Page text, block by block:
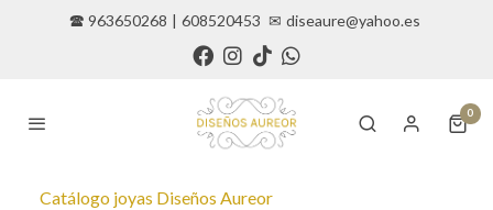
🕿 963650268 | 608520453 ✉ diseaure@yahoo.es
0
Catálogo joyas Diseños Aureor